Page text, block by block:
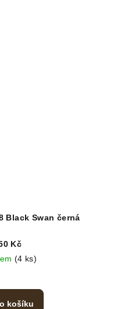
908 Black Swan černá
Kč
(4 ks)
košíku